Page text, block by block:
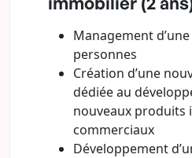
Management
personnes
Création d’une
dédiée au
nouveaux produits
commerciaux
Développement